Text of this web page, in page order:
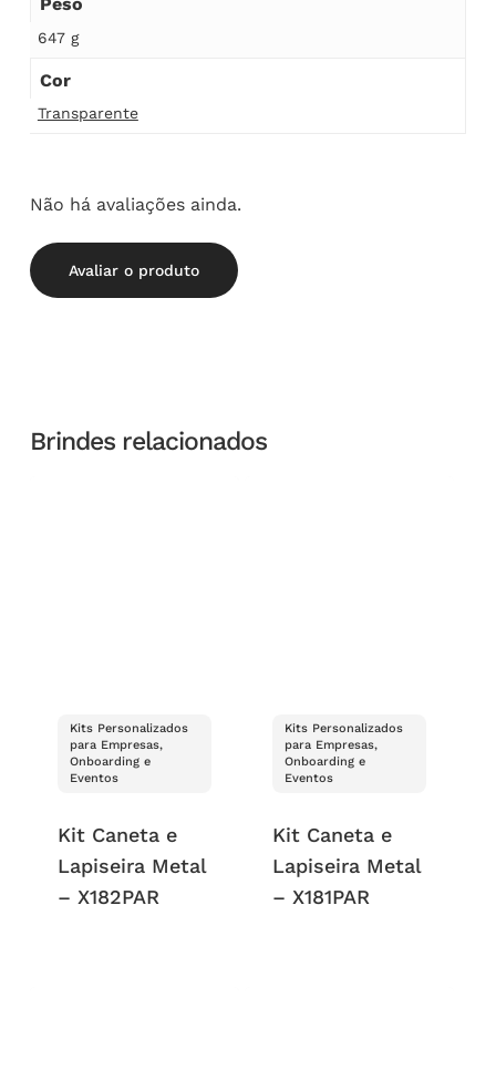
Peso
647 g
Cor
Transparente
Não há avaliações ainda.
Avaliar o produto
Brindes relacionados
Kits Personalizados
para Empresas,
Onboarding e
Eventos
Kit Caneta e
Lapiseira Metal
– X182PAR
Kits Personalizados
para Empresas,
Onboarding e
Eventos
Kit Caneta e
Lapiseira Metal
– X181PAR